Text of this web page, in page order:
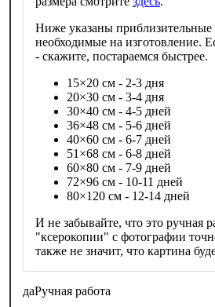
Ниже указаны приблизительные
необходимые на изготовление.
- скажите, постараемся быстрее.
15×20 см - 2-3 дня
20×30 см - 3-4 дня
30×40 см - 4-5 дней
36×48 см - 5-6 дней
40×60 см - 6-7 дней
51×68 см - 6-8 дней
60×80 см - 7-9 дней
72×96 см - 10-11 дней
80×120 см - 12-14 дней
И не забывайте, что это ручная
"ксерокопии" с фотографии
также не значит, что картина
даРучная работа